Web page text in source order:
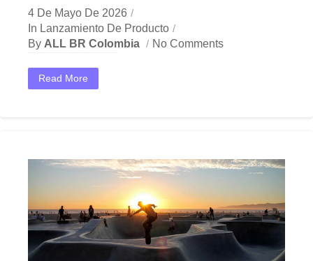
4 De Mayo De 2026
In Lanzamiento De Producto
By ALL BR Colombia No Comments
Read More